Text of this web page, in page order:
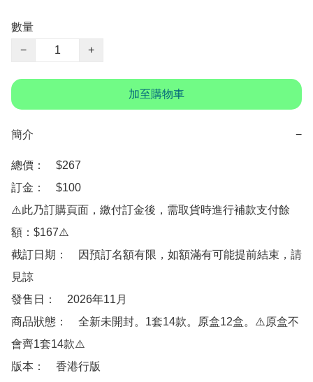
數量
−
+
加至購物車
簡介 −
總價：　$267
訂金：　$100
⚠️此乃訂購頁面，繳付訂金後，需取貨時進行補款支付餘
額：$167⚠️
截訂日期：　因預訂名額有限，如額滿有可能提前結束，請
見諒
發售日：　2026年11月
商品狀態：　全新未開封。1套14款。原盒12盒。⚠️原盒不
會齊1套14款⚠️
版本：　香港行版